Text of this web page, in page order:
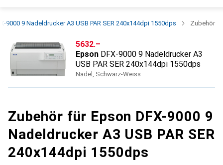
9000 9 Nadeldrucker A3 USB PAR SER 240x144dpi 1550dps Zubehör
CHF
5632.–
Epson DFX-9000 9 Nadeldrucker A3
USB PAR SER 240x144dpi 1550dps
Nadel, Schwarz-Weiss
Zubehör für Epson DFX-9000 9
Nadeldrucker A3 USB PAR SER
240x144dpi 1550dps